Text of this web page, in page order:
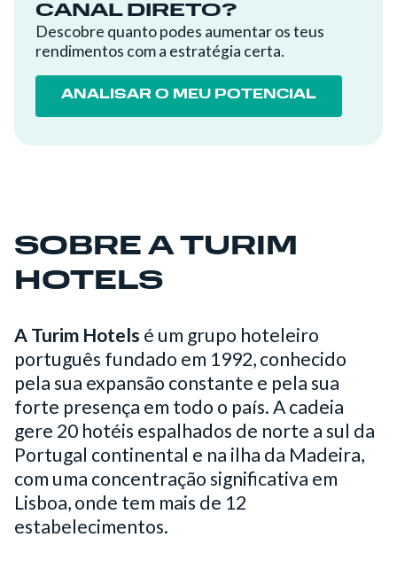
CANAL DIRETO?
Descobre quanto podes aumentar os teus
rendimentos com a estratégia certa.
ANALISAR O MEU POTENCIAL
SOBRE A TURIM
HOTELS
A Turim Hotels é um grupo hoteleiro
português fundado em 1992, conhecido
pela sua expansão constante e pela sua
forte presença em todo o país. A cadeia
gere 20 hotéis espalhados de norte a sul da
Portugal continental e na ilha da Madeira,
com uma concentração significativa em
Lisboa, onde tem mais de 12
estabelecimentos.